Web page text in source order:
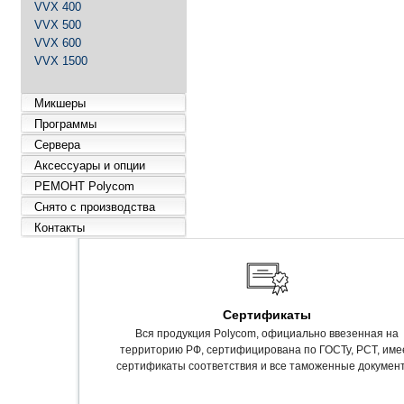
VVX 400
VVX 500
VVX 600
VVX 1500
Микшеры
Программы
Сервера
Аксессуары и опции
РЕМОНТ Polycom
Снято с производства
Контакты
Сертификаты
Вся продукция Polycom, официально ввезенная на
территорию РФ, сертифицирована по ГОСТу, РСТ,
сертификаты соответствия и все таможенные